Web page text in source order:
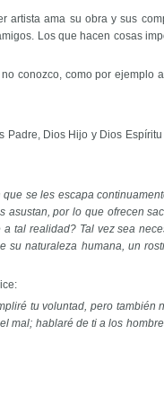
ama su obra y sus
Los que hacen cosas
conozco, como por
Dios Hijo y Dios
se les escapa
por lo que ofrecen
realidad? Tal vez sea
naturaleza humana, un
tu voluntad, pero también
mal; hablaré de ti a los